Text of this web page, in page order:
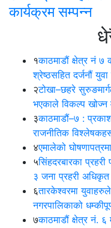
कार्यक्रम सम्पन्न
१काठमाडौं क्षेत्र नं ७
श्रेष्ठसहित दर्जनौं
२टोखा–छहरे
भएकाले विकल्प खोज्न
३काठमाडौं–७ :
राजनीतिक
४एमालेको
५सिंहदरबारका प्रहरी
३ जना प्रहरी
६तारकेश्वरमा
नगरपालिकाको
७काठमाडौं क्षेत्र नं.